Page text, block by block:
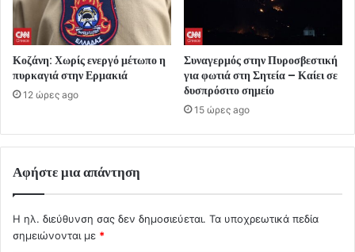
Κοζάνη: Χωρίς ενεργό μέτωπο η
πυρκαγιά στην Ερμακιά
12 ώρες ago
Συναγερμός στην Πυροσβεστική
για φωτιά στη Σητεία – Καίει σε
δυσπρόσιτο σημείο
15 ώρες ago
Αφήστε μια απάντηση
Η ηλ. διεύθυνση σας δεν δημοσιεύεται. Τα υποχρεωτικά πεδία
σημειώνονται με *